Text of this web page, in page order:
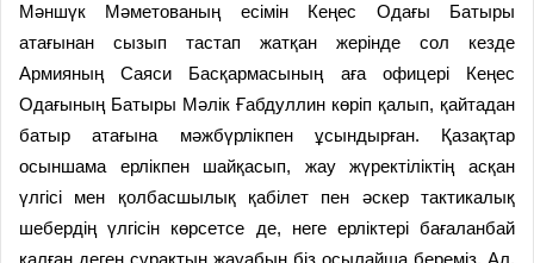
Мәншүк Мәметованың есімін Кеңес Одағы Батыры
атағынан сызып тастап жатқан жерінде сол кезде
Армияның Саяси Басқармасының аға офицері Кеңес
Одағының Батыры Мәлік Ғабдуллин көріп қалып, қайтадан
батыр атағына мәжбүрлікпен ұсындырған. Қазақтар
осыншама ерлікпен шайқасып, жау жүректіліктің асқан
үлгісі мен қолбасшылық қабілет пен әскер тактикалық
шебердің үлгісін көрсетсе де, неге ерліктері бағаланбай